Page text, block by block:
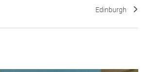
Edinburgh